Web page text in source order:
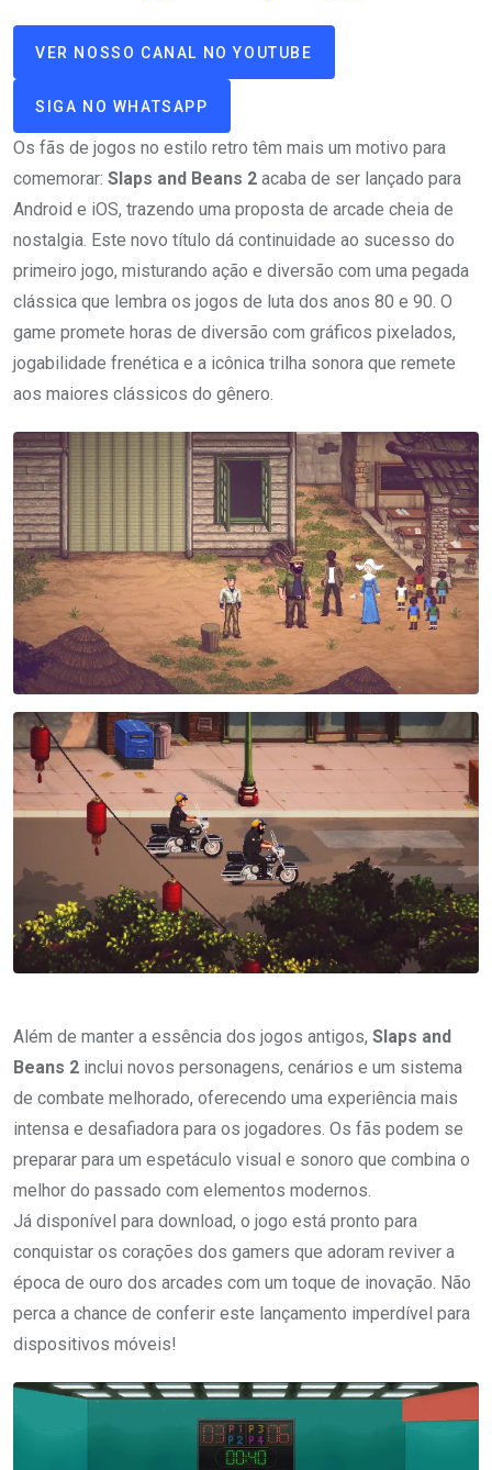
VER NOSSO CANAL NO YOUTUBE
SIGA NO WHATSAPP
Os fãs de jogos no estilo retro têm mais um motivo para
comemorar: Slaps and Beans 2 acaba de ser lançado para
Android e iOS, trazendo uma proposta de arcade cheia de
nostalgia. Este novo título dá continuidade ao sucesso do
primeiro jogo, misturando ação e diversão com uma pegada
clássica que lembra os jogos de luta dos anos 80 e 90. O
game promete horas de diversão com gráficos pixelados,
jogabilidade frenética e a icônica trilha sonora que remete
aos maiores clássicos do gênero.
Além de manter a essência dos jogos antigos, Slaps and
Beans 2 inclui novos personagens, cenários e um sistema
de combate melhorado, oferecendo uma experiência mais
intensa e desafiadora para os jogadores. Os fãs podem se
preparar para um espetáculo visual e sonoro que combina o
melhor do passado com elementos modernos.
Já disponível para download, o jogo está pronto para
conquistar os corações dos gamers que adoram reviver a
época de ouro dos arcades com um toque de inovação. Não
perca a chance de conferir este lançamento imperdível para
dispositivos móveis!